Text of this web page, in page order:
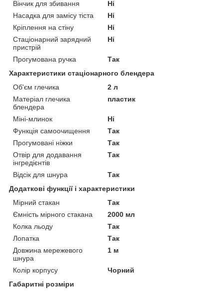
Вінчик для збивання
Ні
Насадка для замісу тіста
Ні
Кріплення на стіну
Ні
Стаціонарний зарядний
пристрій
Ні
Прогумована ручка
Так
Характеристики стаціонарного блендера
Об'єм глечика
2 л
Матеріал глечика
блендера
пластик
Міні-млинок
Ні
Функція самоочищення
Так
Прогумовані ніжки
Так
Отвір для додавання
інгредієнтів
Так
Відсік для шнура
Так
Додаткові функції і характеристики
Мірний стакан
Так
Ємність мірного стакана
2000 мл
Колка льоду
Так
Лопатка
Так
Довжина мережевого
шнура
1 м
Колір корпусу
Чорний
Габаритні розміри